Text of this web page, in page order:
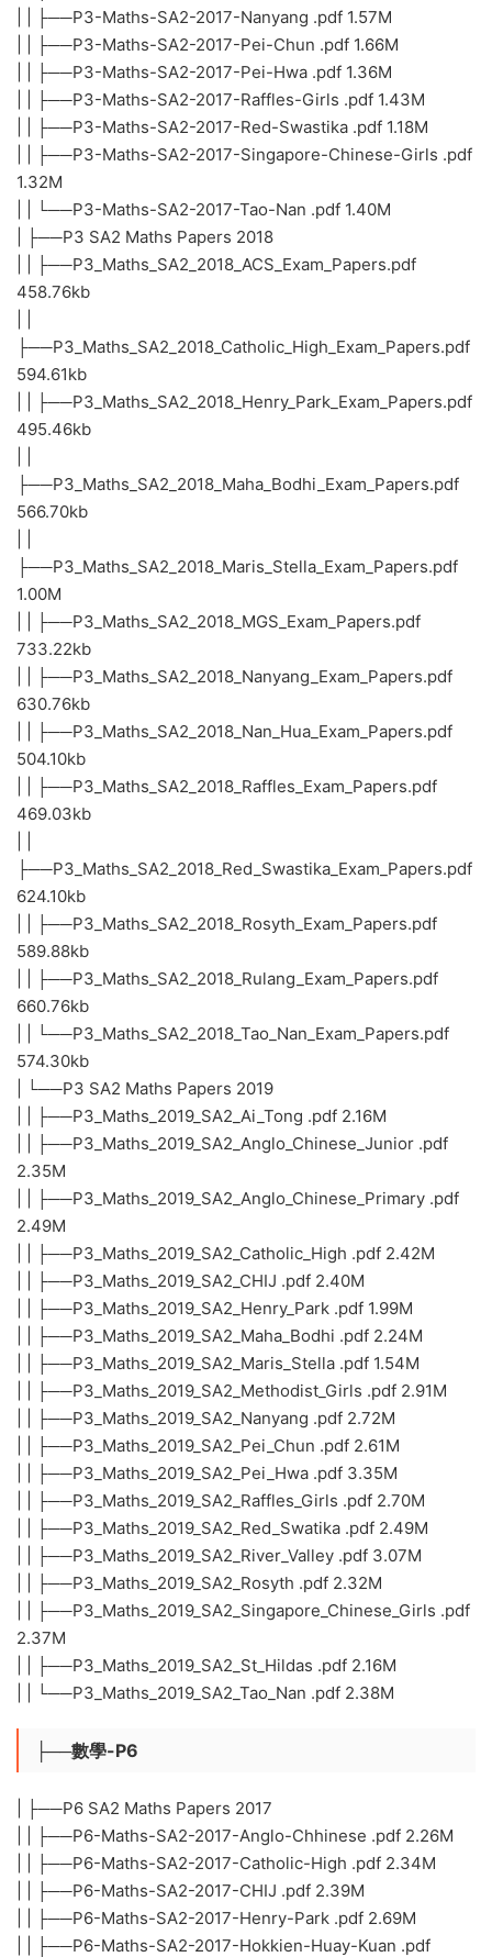
| | ├──P3-Maths-SA2-2017-Nanyang .pdf 1.57M
| | ├──P3-Maths-SA2-2017-Pei-Chun .pdf 1.66M
| | ├──P3-Maths-SA2-2017-Pei-Hwa .pdf 1.36M
| | ├──P3-Maths-SA2-2017-Raffles-Girls .pdf 1.43M
| | ├──P3-Maths-SA2-2017-Red-Swastika .pdf 1.18M
| | ├──P3-Maths-SA2-2017-Singapore-Chinese-Girls .pdf
1.32M
| | └──P3-Maths-SA2-2017-Tao-Nan .pdf 1.40M
| ├──P3 SA2 Maths Papers 2018
| | ├──P3_Maths_SA2_2018_ACS_Exam_Papers.pdf
458.76kb
├──P3_Maths_SA2_2018_Catholic_High_Exam_Papers.pdf
594.61kb
| | ├──P3_Maths_SA2_2018_Henry_Park_Exam_Papers.pdf
495.46kb
├──P3_Maths_SA2_2018_Maha_Bodhi_Exam_Papers.pdf
566.70kb
├──P3_Maths_SA2_2018_Maris_Stella_Exam_Papers.pdf
1.00M
| | ├──P3_Maths_SA2_2018_MGS_Exam_Papers.pdf
733.22kb
| | ├──P3_Maths_SA2_2018_Nanyang_Exam_Papers.pdf
630.76kb
| | ├──P3_Maths_SA2_2018_Nan_Hua_Exam_Papers.pdf
504.10kb
| | ├──P3_Maths_SA2_2018_Raffles_Exam_Papers.pdf
469.03kb
├──P3_Maths_SA2_2018_Red_Swastika_Exam_Papers.pdf
624.10kb
| | ├──P3_Maths_SA2_2018_Rosyth_Exam_Papers.pdf
589.88kb
| | ├──P3_Maths_SA2_2018_Rulang_Exam_Papers.pdf
660.76kb
| | └──P3_Maths_SA2_2018_Tao_Nan_Exam_Papers.pdf
574.30kb
| └──P3 SA2 Maths Papers 2019
| | ├──P3_Maths_2019_SA2_Ai_Tong .pdf 2.16M
| | ├──P3_Maths_2019_SA2_Anglo_Chinese_Junior .pdf
2.35M
| | ├──P3_Maths_2019_SA2_Anglo_Chinese_Primary .pdf
2.49M
| | ├──P3_Maths_2019_SA2_Catholic_High .pdf 2.42M
| | ├──P3_Maths_2019_SA2_CHIJ .pdf 2.40M
| | ├──P3_Maths_2019_SA2_Henry_Park .pdf 1.99M
| | ├──P3_Maths_2019_SA2_Maha_Bodhi .pdf 2.24M
| | ├──P3_Maths_2019_SA2_Maris_Stella .pdf 1.54M
| | ├──P3_Maths_2019_SA2_Methodist_Girls .pdf 2.91M
| | ├──P3_Maths_2019_SA2_Nanyang .pdf 2.72M
| | ├──P3_Maths_2019_SA2_Pei_Chun .pdf 2.61M
| | ├──P3_Maths_2019_SA2_Pei_Hwa .pdf 3.35M
| | ├──P3_Maths_2019_SA2_Raffles_Girls .pdf 2.70M
| | ├──P3_Maths_2019_SA2_Red_Swatika .pdf 2.49M
| | ├──P3_Maths_2019_SA2_River_Valley .pdf 3.07M
| | ├──P3_Maths_2019_SA2_Rosyth .pdf 2.32M
| | ├──P3_Maths_2019_SA2_Singapore_Chinese_Girls .pdf
2.37M
| | ├──P3_Maths_2019_SA2_St_Hildas .pdf 2.16M
| | └──P3_Maths_2019_SA2_Tao_Nan .pdf 2.38M
├──數學-P6
| ├──P6 SA2 Maths Papers 2017
| | ├──P6-Maths-SA2-2017-Anglo-Chhinese .pdf 2.26M
| | ├──P6-Maths-SA2-2017-Catholic-High .pdf 2.34M
| | ├──P6-Maths-SA2-2017-CHIJ .pdf 2.39M
| | ├──P6-Maths-SA2-2017-Henry-Park .pdf 2.69M
| | ├──P6-Maths-SA2-2017-Hokkien-Huay-Kuan .pdf